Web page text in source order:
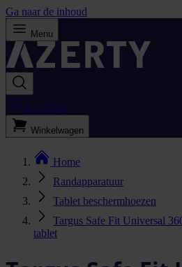
Ga naar de inhoud
Menu
Bestellijst
Winkelwagen
Home
Randapparatuur
Tablet beschermhoezen
Targus Safe Fit Universal
tablet